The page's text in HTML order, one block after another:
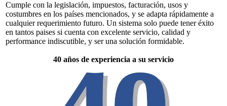
Cumple con la legislación, impuestos, facturación, usos y
costumbres en los países mencionados, y se adapta rápidamente a
cualquier requerimiento futuro. Un sistema solo puede tener éxito
en tantos paises si cuenta con excelente servicio, calidad y
performance indiscutible, y ser una solución formidable.
40 años de experiencia a su servicio